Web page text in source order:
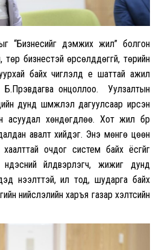
“Бизнесийг дэмжих жил” болгон
төр бизнестэй өрсөлддөггүй, төрийн
байх чиглэлд үе шаттай ажил
Б.Пүрэвдагва онцоллоо. Уулзалтын
дунд шүүмжлэл дагуулсаар ирсэн
асуудал хөндөгдлөө. Хот жил бүр
авалт хийдэг. Энэ мөнгө цөөн
очдог систем байх ёсгүйг
үйлдвэрлэгч, жижиг дунд
нээлттэй, ил тод, шударга байх
нийслэлийн харъя газар хэлтсийн